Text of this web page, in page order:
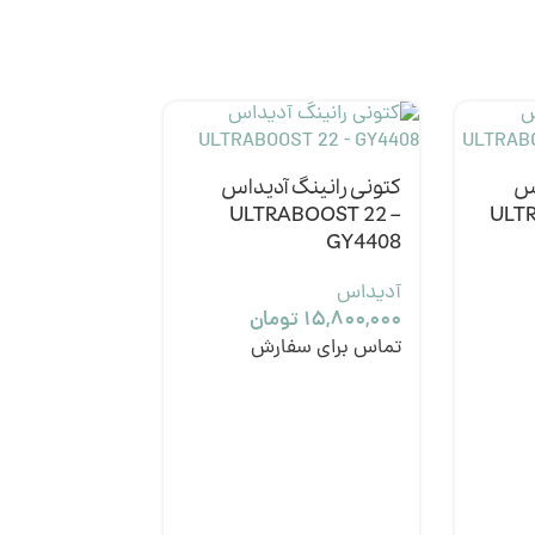
کتونی رانینگ آدیداس
ULTRABOOST 22 –
GY4408
آدیداس
۱۵,۸۰۰,۰۰۰تومان
تماس برای سفارش